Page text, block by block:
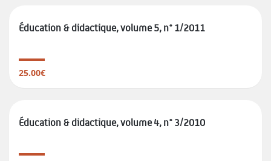
Éducation & didactique, volume 5, n° 1/2011
25.00€
Éducation & didactique, volume 4, n° 3/2010